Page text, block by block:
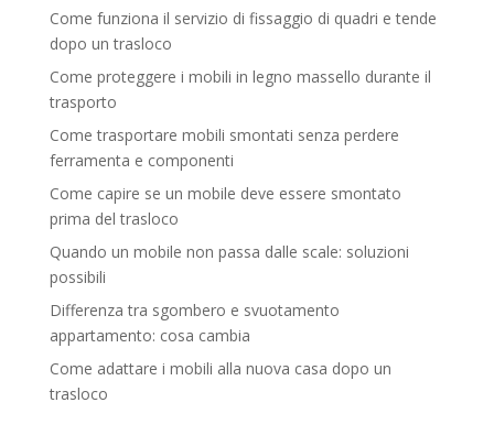
Come funziona il servizio di fissaggio di quadri e tende
dopo un trasloco
Come proteggere i mobili in legno massello durante il
trasporto
Come trasportare mobili smontati senza perdere
ferramenta e componenti
Come capire se un mobile deve essere smontato
prima del trasloco
Quando un mobile non passa dalle scale: soluzioni
possibili
Differenza tra sgombero e svuotamento
appartamento: cosa cambia
Come adattare i mobili alla nuova casa dopo un
trasloco